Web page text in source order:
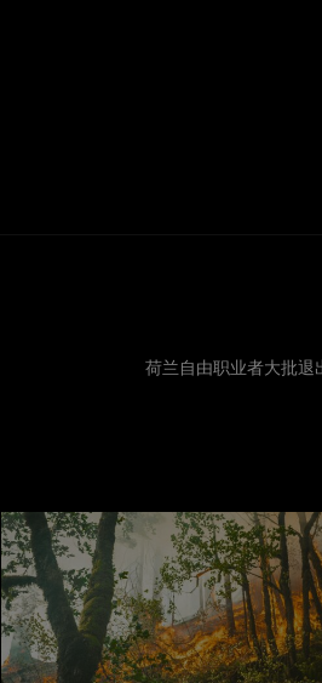
荷兰自由职业者大批退